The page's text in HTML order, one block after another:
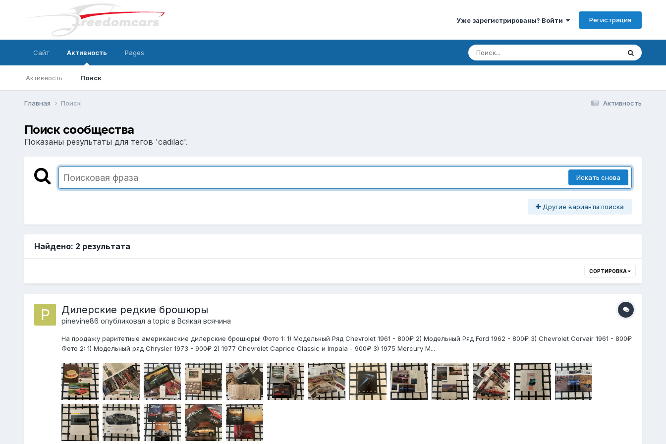
Уже зарегистрированы? Войти Регистрация
Сайт Активность
Активность Поиск
Pages
Активность
Главная Поиск
Поиск сообщества
Показаны результаты для тегов 'cadilac'.
Искать снова
Другие варианты поиска
Найдено: 2 результата
СОРТИРОВКА
Дилерские редкие брошюры
pinevine86 опубликовал a topic в Всякая всячина
На продажу раритетные американские дилерские брошюры! Фото 1: 1) Модельный Ряд Chevrolet 1961 - 800₽ 2) Модельный Ряд Ford 1962 - 800₽ 3) Chevrolet Corvair 1961 - 800₽
Фото 2: 1) Модельный ряд Chrysler 1973 - 900₽ 2) 1977 Chevrolet Caprice Classic и Impala - 900₽ 3) 1975 Mercury M...